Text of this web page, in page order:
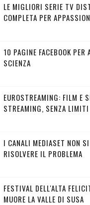
LE MIGLIORI SERIE TV
COMPLETA PER
10 PAGINE FACEBOOK
SCIENZA
EUROSTREAMING: FILM E
STREAMING, SENZA LIMITI
I CANALI MEDIASET NON
RISOLVERE IL PROBLEMA
FESTIVAL DELL'ALTA
MUORE LA VALLE DI SUSA